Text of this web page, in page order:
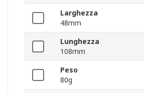
Larghezza
48mm
Lunghezza
108mm
Peso
80g